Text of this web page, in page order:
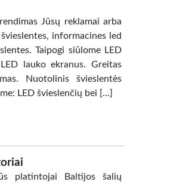
Jūsų reklamai arba
informacines led
Taipogi siūlome LED
lauko ekranus. Greitas
Nuotolinis švieslentės
LED švieslenčių bei […]
platintojai Baltijos šalių